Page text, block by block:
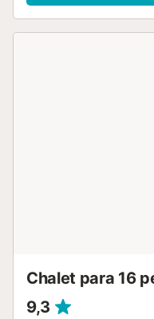
disponible. Este alquiler
Chalet para 16
9,3